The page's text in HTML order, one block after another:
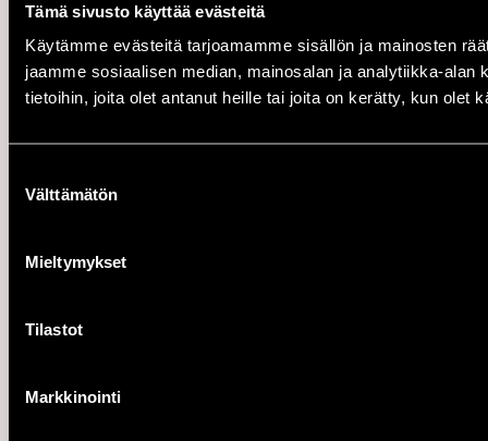
Tämä sivusto käyttää evästeitä
Käytämme evästeitä tarjoamamme sisällön ja mainosten
jaamme sosiaalisen median, mainosalan ja analytiikka-
tietoihin, joita olet antanut heille tai joita on kerätty, kun olet
valinta
Välttämätön
Mieltymykset
Tilastot
Markkinointi